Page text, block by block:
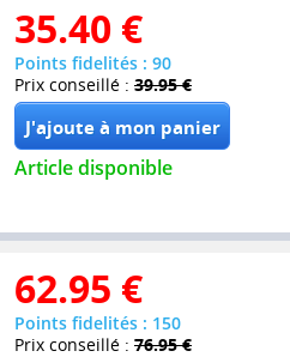
35.40 €
Points fidelités : 90
Prix conseillé : 39.95 €
Article disponible
62.95 €
Points fidelités : 150
Prix conseillé : 76.95 €